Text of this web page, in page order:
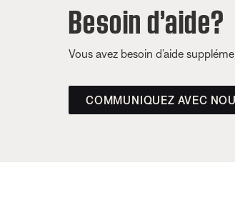
Besoin d’aide?
Vous avez besoin d’aide
COMMUNIQUEZ AVEC